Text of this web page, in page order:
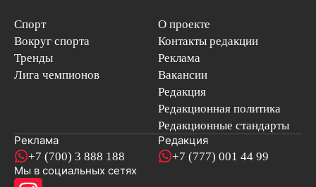
Спорт
Вокруг спорта
Тренды
Лига чемпионов
О проекте
Контакты редакции
Реклама
Вакансии
Редакция
Редакционная политика
Редакционные стандарты
Реклама
+7 (700) 3 888 188
Редакция
+7 (777) 001 44 99
Мы в социальных сетях